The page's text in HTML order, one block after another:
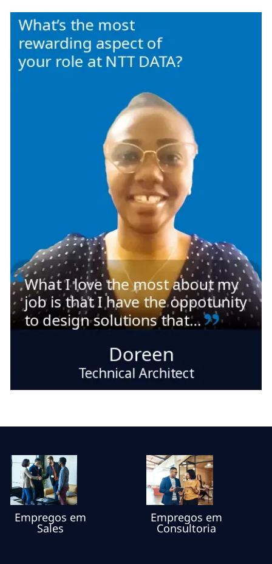
Empregos em
Sales
Empregos em
Consultoria